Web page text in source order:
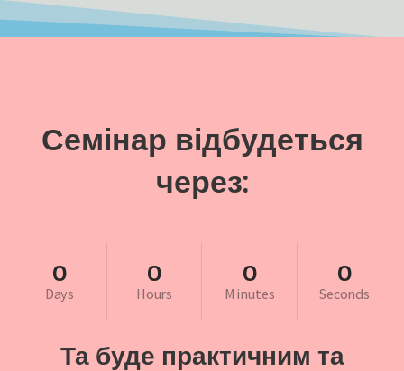
Семінар відбудеться
через:
0
Days
0
Hours
0
Minutes
0
Seconds
Та буде практичним та